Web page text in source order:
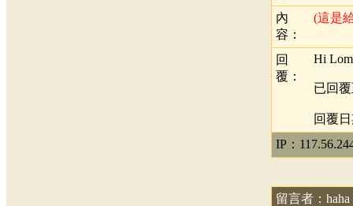
內
容：
(這是
回
覆：
Hi
已回
回覆日
IP：
留言者：haha